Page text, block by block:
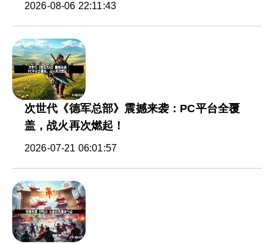
2026-08-06 22:11:43
次世代《德军总部》震撼来袭：PC平台全覆
盖，战火再次燃起！
2026-07-21 06:01:57